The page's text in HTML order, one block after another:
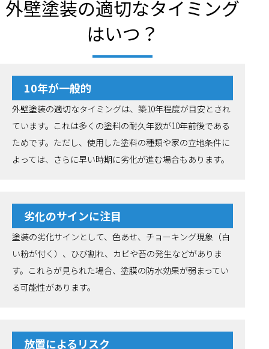
外壁塗装の適切なタイミング
はいつ？
10年が一般的
外壁塗装の適切なタイミングは、築10年程度が目安とされ
ています。これは多くの塗料の耐久年数が10年前後である
ためです。ただし、使用した塗料の種類や家の立地条件に
よっては、さらに早い時期に劣化が進む場合もあります。
劣化のサインに注目
塗装の劣化サインとして、色あせ、チョーキング現象（白
い粉が付く）、ひび割れ、カビや苔の発生などがありま
す。これらが見られた場合、塗膜の防水効果が弱まってい
る可能性があります。
放置によるリスク